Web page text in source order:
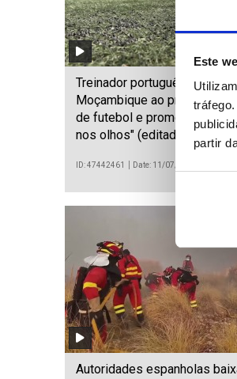
Este
partir
Treinador português leva
Moçambique ao primeiro
de futebol e promete jogar
nos olhos" (editado)
ID: 47442461 Date: 11/07/2026 05:00
Autoridades espanholas